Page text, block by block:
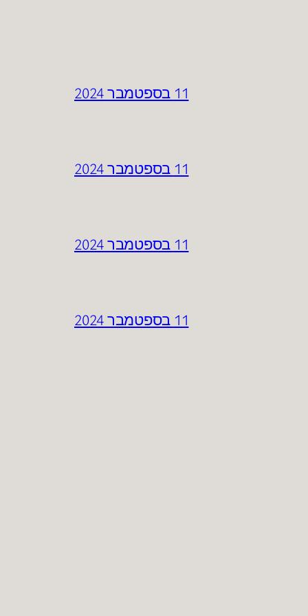
11 בספטמבר 2024
11 בספטמבר 2024
11 בספטמבר 2024
11 בספטמבר 2024